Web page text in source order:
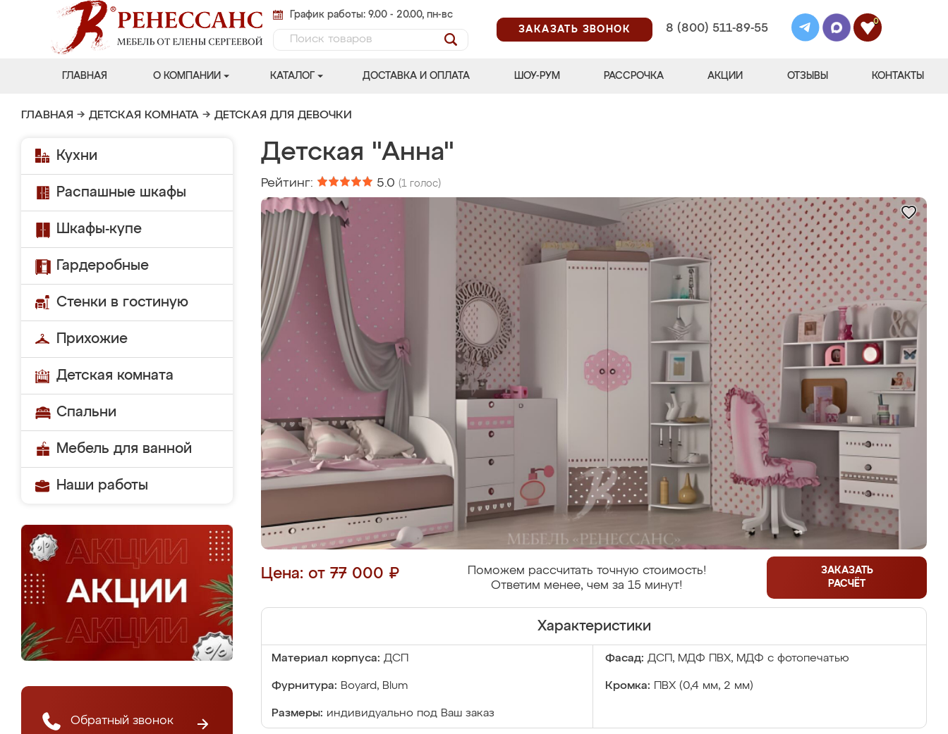
График работы: 9.00 - 20.00, пн-вс
ЗАКАЗАТЬ ЗВОНОК
8 (800) 511-89-55
0
ГЛАВНАЯ О КОМПАНИИ КАТАЛОГ ДОСТАВКА И ОПЛАТА ШОУ-РУМ РАССРОЧКА АКЦИИ ОТЗЫВЫ КОНТАКТЫ
ГЛАВНАЯ → ДЕТСКАЯ КОМНАТА → ДЕТСКАЯ ДЛЯ ДЕВОЧКИ
Кухни
Распашные шкафы
Шкафы-купе
Гардеробные
Стенки в гостиную
Прихожие
Детская комната
Спальни
Мебель для ванной
Наши работы
Обратный звонок
Детская "Анна"
Рейтинг: 5.0 (1 голос)
Цена: от 77 000 ₽
Поможем рассчитать точную стоимость!
Ответим менее, чем за 15 минут!
ЗАКАЗАТЬ
РАСЧЁТ
Характеристики
Материал корпуса: ДСП Фасад: ДСП, МДФ ПВХ, МДФ с фотопечатью
Фурнитура: Boyard, Blum Кромка: ПВХ (0,4 мм, 2 мм)
Размеры: индивидуально под Ваш заказ